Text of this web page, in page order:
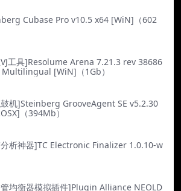
Cubase Pro v10.5 x64 [WiN]（602
工具]Resolume Arena 7.21.3 rev 38686
Multilingual [WiN]（1Gb）
机]Steinberg GrooveAgent SE v5.2.30
（394Mb）
析神器]TC Electronic Finalizer 1.0.10-w
均衡器模拟插件]Plugin Alliance NEOLD